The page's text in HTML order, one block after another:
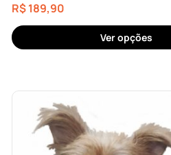
R$189,90
Ver opções